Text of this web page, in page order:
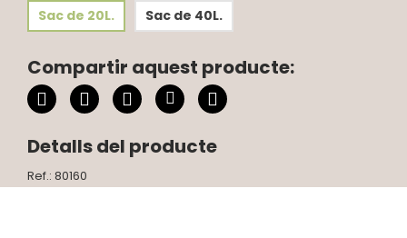
Sac de 20L. Sac de 40L.
Compartir aquest producte:
Detalls del producte
Ref.: 80160